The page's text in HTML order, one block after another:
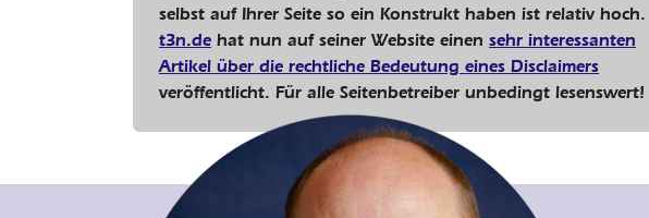
selbst auf Ihrer Seite so ein Konstrukt haben ist relativ hoch.
t3n.de hat nun auf seiner Website einen sehr interessanten
Artikel über die rechtliche Bedeutung eines Disclaimers
veröffentlicht. Für alle Seitenbetreiber unbedingt lesenswert!